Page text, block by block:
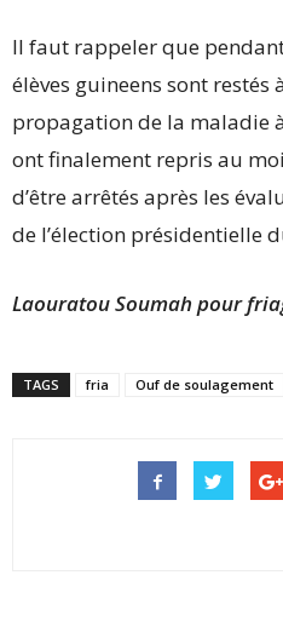
Il faut rappeler que
élèves guineens sont
propagation de la maladie
ont finalement repris au
d’être arrêtés après les
de l’élection présidentielle
Laouratou Soumah pour
TAGS fria Ouf de soulagement